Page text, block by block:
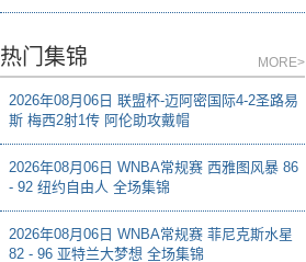
热门集锦 MORE>
2026年08月06日 联盟杯-迈阿密国际4-2圣路易
斯 梅西2射1传 阿伦助攻戴帽
2026年08月06日 WNBA常规赛 西雅图风暴 86
- 92 纽约自由人 全场集锦
2026年08月06日 WNBA常规赛 菲尼克斯水星
82 - 96 亚特兰大梦想 全场集锦